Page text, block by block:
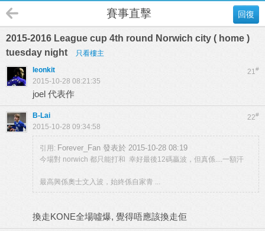
回復
賽事直擊
2015-2016 League cup 4th round Norwich city ( home )
tuesday night
只看樓主
21#
leonkit
2015-10-28 08:21:35
joel 代表作
22#
B-Lai
2015-10-28 09:34:58
引用: Forever_Fan 發表於 2015-10-28 08:19
今場對 norwich 都只能打和 幸好最後12碼贏波，但真係....一額汗
最高興係奧士文入波，始終係自家青 ...
換走KONE全場噓爆, 覺得唔應該換走佢